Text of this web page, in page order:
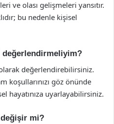
ve olası gelişmeleri yansıtır.
bu nedenle kişisel
değerlendirmeliyim?
değerlendirebilirsiniz.
koşullarınızı göz önünde
hayatınıza uyarlayabilirsiniz.
mi?